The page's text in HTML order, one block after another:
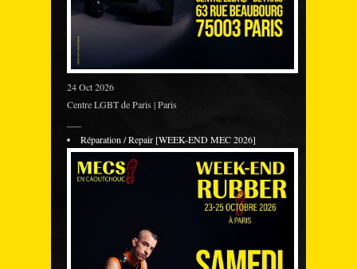
24 Oct 2026
Centre LGBT de Paris | Paris
Réparation / Repair [WEEK-END MEC 2026]